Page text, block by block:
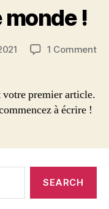
monde !
1 Commenton
votre premier article.
à écrire !